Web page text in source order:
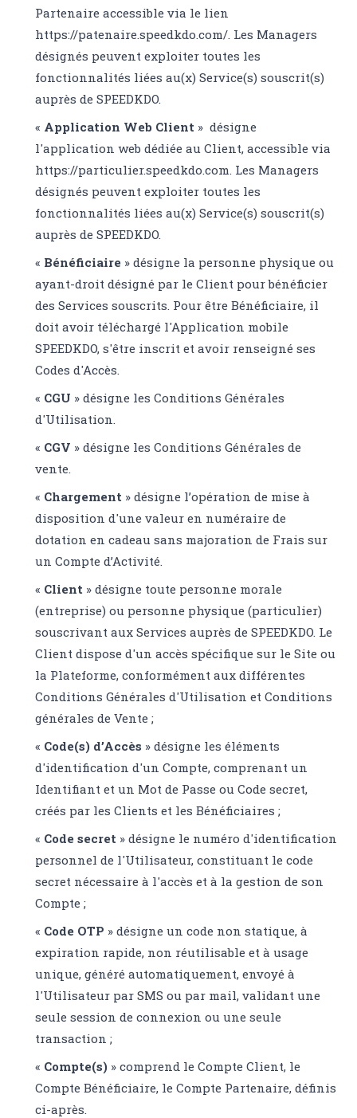
Partenaire accessible via le lien
https://patenaire.speedkdo.com/. Les Managers
désignés peuvent exploiter toutes les
fonctionnalités liées au(x) Service(s) souscrit(s)
auprès de SPEEDKDO.
« Application Web Client » désigne
l'application web dédiée au Client, accessible via
https://particulier.speedkdo.com. Les Managers
désignés peuvent exploiter toutes les
fonctionnalités liées au(x) Service(s) souscrit(s)
auprès de SPEEDKDO.
« Bénéficiaire » désigne la personne physique ou
ayant-droit désigné par le Client pour bénéficier
des Services souscrits. Pour être Bénéficiaire, il
doit avoir téléchargé l'Application mobile
SPEEDKDO, s'être inscrit et avoir renseigné ses
Codes d'Accès.
« CGU » désigne les Conditions Générales
d'Utilisation.
« CGV » désigne les Conditions Générales de
vente.
« Chargement » désigne l’opération de mise à
disposition d'une valeur en numéraire de
dotation en cadeau sans majoration de Frais sur
un Compte d’Activité.
« Client » désigne toute personne morale
(entreprise) ou personne physique (particulier)
souscrivant aux Services auprès de SPEEDKDO. Le
Client dispose d'un accès spécifique sur le Site ou
la Plateforme, conformément aux différentes
Conditions Générales d'Utilisation et Conditions
générales de Vente ;
« Code(s) d’Accès » désigne les éléments
d'identification d'un Compte, comprenant un
Identifiant et un Mot de Passe ou Code secret,
créés par les Clients et les Bénéficiaires ;
« Code secret » désigne le numéro d'identification
personnel de l'Utilisateur, constituant le code
secret nécessaire à l'accès et à la gestion de son
Compte ;
« Code OTP » désigne un code non statique, à
expiration rapide, non réutilisable et à usage
unique, généré automatiquement, envoyé à
l'Utilisateur par SMS ou par mail, validant une
seule session de connexion ou une seule
transaction ;
« Compte(s) » comprend le Compte Client, le
Compte Bénéficiaire, le Compte Partenaire, définis
ci-après.